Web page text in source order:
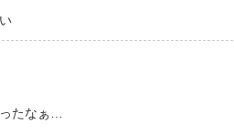
たなぁ…